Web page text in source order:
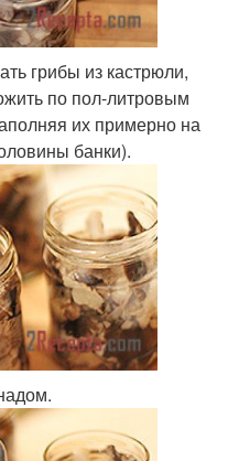
грибы из кастрюли,
по пол-литровым
их примерно на
банки).